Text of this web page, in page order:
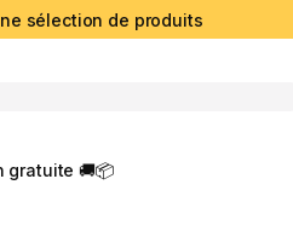
sélection de produits
gratuite 🚚📦